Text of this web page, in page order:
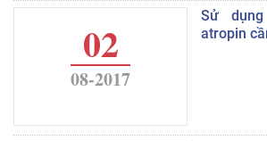
02
08-2017
Sử
atropin